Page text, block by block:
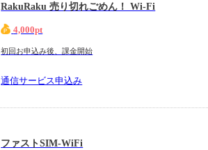
RakuRaku 売り切れごめん！ Wi-Fi
4,000pt
初回お申込み後、課金開始
通信サービス申込み
ファストSIM-WiFi